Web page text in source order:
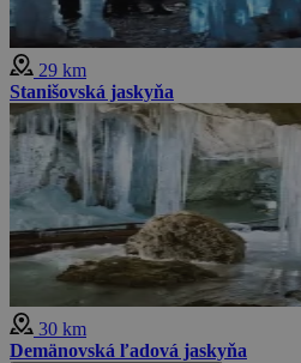
29 km
Stanišovská jaskyňa
30 km
Demänovská ľadová jaskyňa